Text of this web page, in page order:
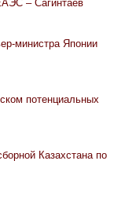
– Сагинтаев
министра Японии
потенциальных
Казахстана по